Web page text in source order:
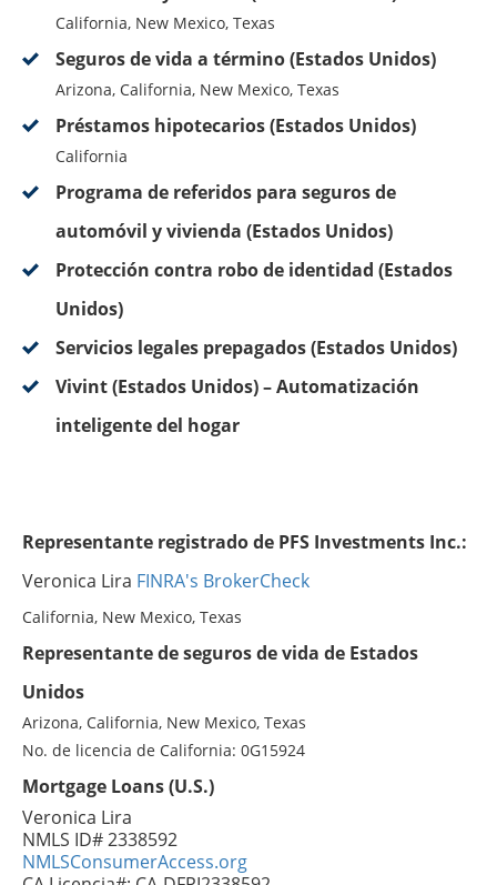
California, New Mexico, Texas
Seguros de vida a término (Estados Unidos)
Arizona, California, New Mexico, Texas
Préstamos hipotecarios (Estados Unidos)
California
Programa de referidos para seguros de
automóvil y vivienda (Estados Unidos)
Protección contra robo de identidad (Estados
Unidos)
Servicios legales prepagados (Estados Unidos)
Vivint (Estados Unidos) – Automatización
inteligente del hogar
Representante registrado de PFS Investments Inc.:
Veronica Lira FINRA's BrokerCheck
California, New Mexico, Texas
Representante de seguros de vida de Estados
Unidos
Arizona, California, New Mexico, Texas
No. de licencia de California: 0G15924
Mortgage Loans (U.S.)
Veronica Lira
NMLS ID# 2338592
NMLSConsumerAccess.org